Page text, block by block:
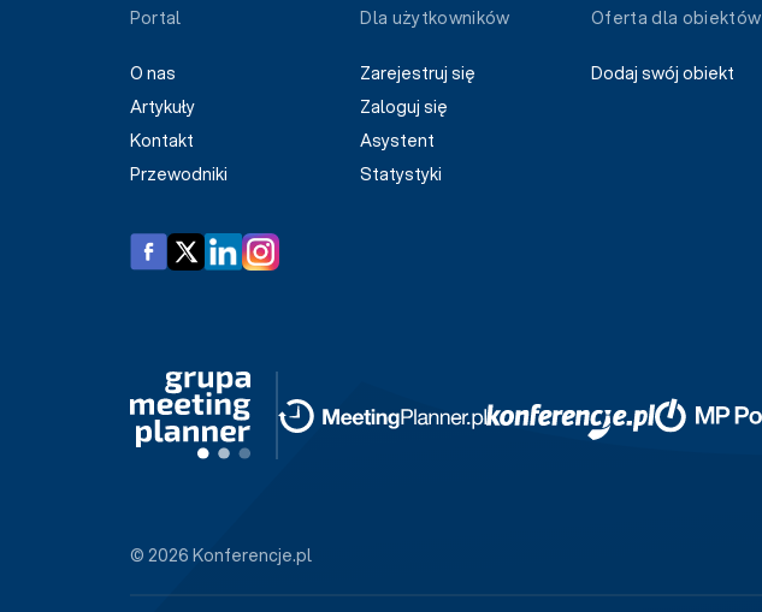
Portal
O nas
Artykuły
Kontakt
Przewodniki
Dla użytkowników
Zarejestruj się
Zaloguj się
Asystent
Statystyki
Oferta dla obiektów
Dodaj swój obiekt
© 2026 Konferencje.pl